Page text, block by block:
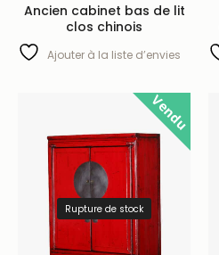
Ancien cabinet bas de lit
clos chinois
Ajouter à la liste d’envies
Vendu
Rupture de stock